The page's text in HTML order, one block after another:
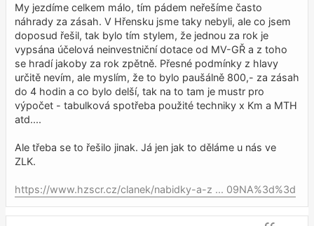
s
p
ě
v
e
k
My jezdíme celkem málo, tím pádem neřešíme často
náhrady za zásah. V Hřensku jsme taky nebyli, ale co jsem
doposud řešil, tak bylo tím stylem, že jednou za rok je
vypsána účelová neinvestniční dotace od MV-GŘ a z toho
se hradí jakoby za rok zpětně. Přesné podmínky z hlavy
určitě nevím, ale myslím, že to bylo paušálně 800,- za zásah
do 4 hodin a co bylo delší, tak na to tam je mustr pro
výpočet - tabulková spotřeba použité techniky x Km a MTH
atd....
Ale třeba se to řešilo jinak. Já jen jak to děláme u nás ve
ZLK.
https://www.hzscr.cz/clanek/nabidky-a-z ... 09NA%3d%3d